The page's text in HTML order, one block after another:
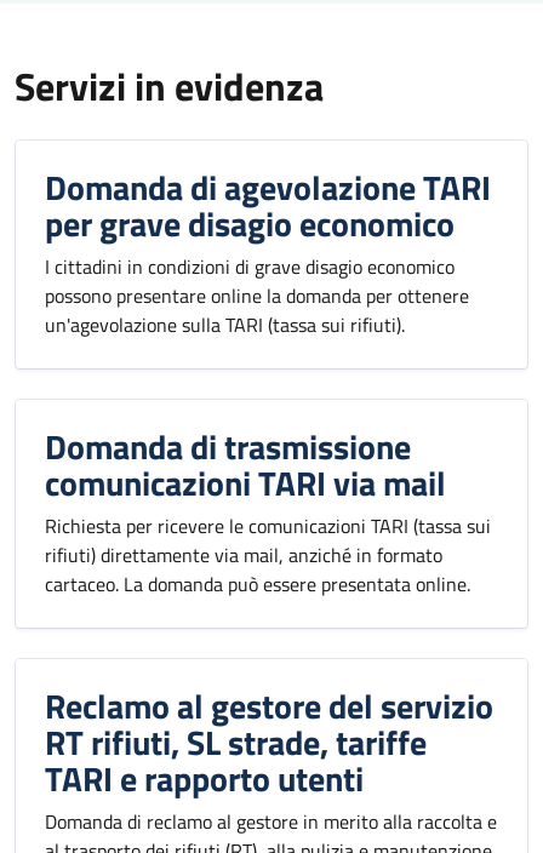
Servizi in evidenza
Domanda di agevolazione TARI
per grave disagio economico
I cittadini in condizioni di grave disagio economico
possono presentare online la domanda per ottenere
un'agevolazione sulla TARI (tassa sui rifiuti).
Domanda di trasmissione
comunicazioni TARI via mail
Richiesta per ricevere le comunicazioni TARI (tassa sui
rifiuti) direttamente via mail, anziché in formato
cartaceo. La domanda può essere presentata online.
Reclamo al gestore del servizio
RT rifiuti, SL strade, tariffe
TARI e rapporto utenti
Domanda di reclamo al gestore in merito alla raccolta e